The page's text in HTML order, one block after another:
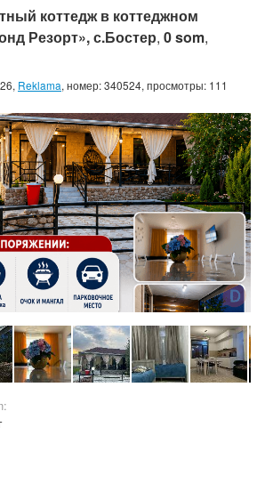
Blog
коттедж в коттеджном
Резорт», с.Бостер, 0 som,
Reklama, номер: 340524, просмотры: 111